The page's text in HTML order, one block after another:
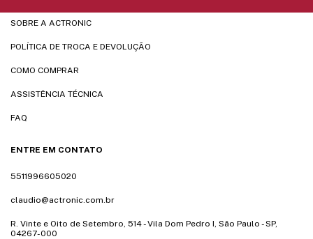
SOBRE A ACTRONIC
POLÍTICA DE TROCA E DEVOLUÇÃO
COMO COMPRAR
ASSISTÊNCIA TÉCNICA
FAQ
ENTRE EM CONTATO
5511996605020
claudio@actronic.com.br
R. Vinte e Oito de Setembro, 514 - Vila Dom Pedro I, São Paulo - SP,
04267-000